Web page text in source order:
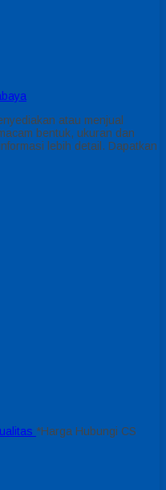
atau menjual
bentuk, ukuran dan
lebih detail. Dapatkan
*Harga Hubungi CS